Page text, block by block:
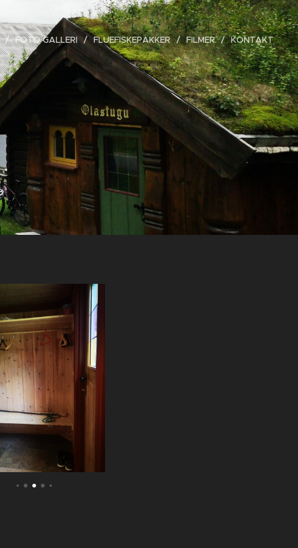
FOTO GALLERI FLUEFISKEPAKKER FILMER KONTAKT